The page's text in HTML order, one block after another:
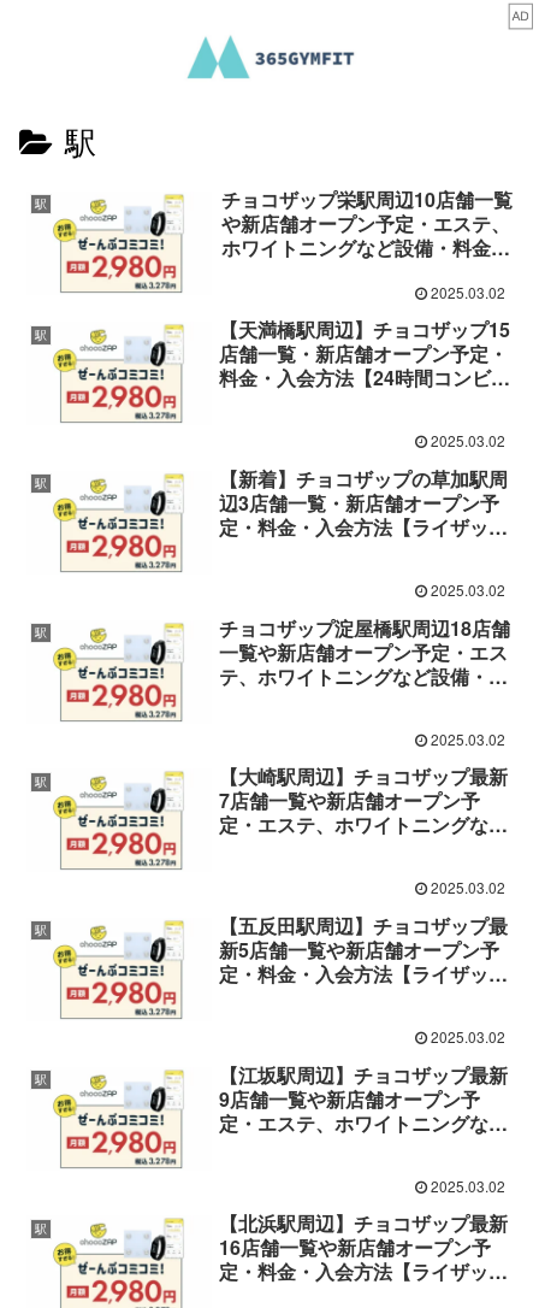
駅
駅
チョコザップ栄駅周辺10店舗一覧
や新店舗オープン予定・エステ、
ホワイトニングなど設備・料金・
2025.03.02
駅
【天満橋駅周辺】チョコザップ15
店舗一覧・新店舗オープン予定・
料金・入会方法【24時間コンビニ
2025.03.02
駅
【新着】チョコザップの草加駅周
辺3店舗一覧・新店舗オープン予
定・料金・入会方法【ライザップ
2025.03.02
駅
チョコザップ淀屋橋駅周辺18店舗
一覧や新店舗オープン予定・エス
テ、ホワイトニングなど設備・料
2025.03.02
駅
【大崎駅周辺】チョコザップ最新
7店舗一覧や新店舗オープン予
定・エステ、ホワイトニングなど
2025.03.02
駅
【五反田駅周辺】チョコザップ最
新5店舗一覧や新店舗オープン予
定・料金・入会方法【ライザップ
2025.03.02
駅
【江坂駅周辺】チョコザップ最新
9店舗一覧や新店舗オープン予
定・エステ、ホワイトニングなど
2025.03.02
駅
【北浜駅周辺】チョコザップ最新
16店舗一覧や新店舗オープン予
定・料金・入会方法【ライザップ